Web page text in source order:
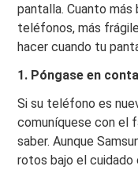
pantalla. Cuanto
teléfonos, más
hacer cuando tu
1. Póngase en
Si su teléfono es
comuníquese con el
saber. Aunque
rotos bajo el cuidado